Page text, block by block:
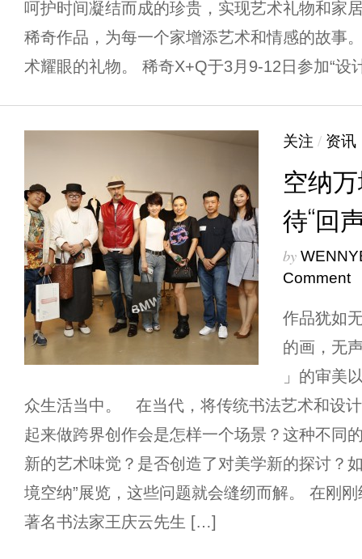
呵护时间凝结而成的珍贵，实现艺术礼物和家
稀奇作品，为每一个家增添艺术和情感的故事
术耀眼的礼物。 稀奇X+Q于3月9-12日参加“
关注 / 资讯
空纳
待“回
by
Comment
作品犹如
的画，无
」的审美
众生活当中。 在当代，将传统书法艺术和设
起来做跨界创作会是怎样一个场景？这种不同
新的艺术味觉？是否创造了对美学新的探讨
境空纳”展览，这些问题就会缝纫而解。 在刚
著名书法家王庆云先生 […]